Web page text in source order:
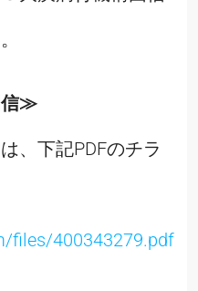
信≫
、下記PDFのチラ
files/400343279.pdf